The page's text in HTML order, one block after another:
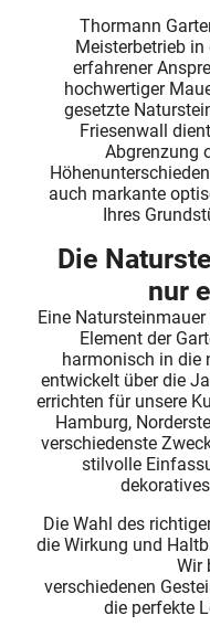
Thormann
Meisterbetrieb in
erfahrener
hochwertiger
gesetzte
Friesenwall
Abgrenzung
auch markante
Ihres
Die
nur
Eine
Element der
harmonisch in die
entwickelt über die
errichten für
Hamburg,
verschiedenste
stilvolle
Die Wahl des
die
Wir beraten
verschiedenen
die perfekte